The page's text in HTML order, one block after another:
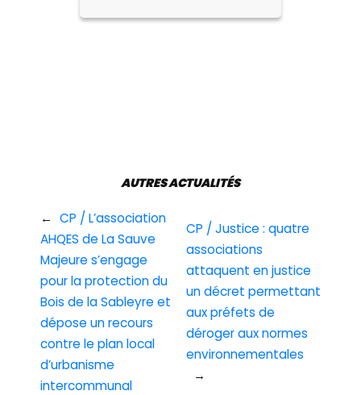
← CP / L’association
AHQES de La Sauve
Majeure s’engage
pour la protection du
Bois de la Sableyre et
dépose un recours
contre le plan local
d’urbanisme
intercommunal
AUTRES ACTUALITÉS
CP / Justice : quatre
associations
attaquent en justice
un décret permettant
aux préfets de
déroger aux normes
environnementales
→